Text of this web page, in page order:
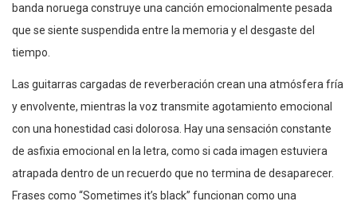
banda noruega construye una canción emocionalmente pesada
que se siente suspendida entre la memoria y el desgaste del
tiempo.
Las guitarras cargadas de reverberación crean una atmósfera fría
y envolvente, mientras la voz transmite agotamiento emocional
con una honestidad casi dolorosa. Hay una sensación constante
de asfixia emocional en la letra, como si cada imagen estuviera
atrapada dentro de un recuerdo que no termina de desaparecer.
Frases como “Sometimes it’s black” funcionan como una